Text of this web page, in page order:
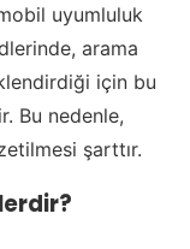
uyumluluk
arama
için bu
Bu nedenle,
şarttır.